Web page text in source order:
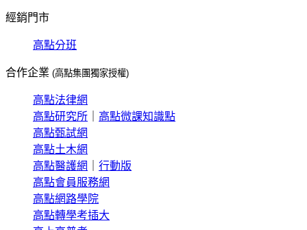
經銷門市
高點分班
合作企業 (高點集團獨家授權)
高點法律網
高點研究所
高點微課知識點
高點甄試網
高點土木網
高點醫護網
行動版
高點會員服務網
高點網路學院
高點轉學考插大